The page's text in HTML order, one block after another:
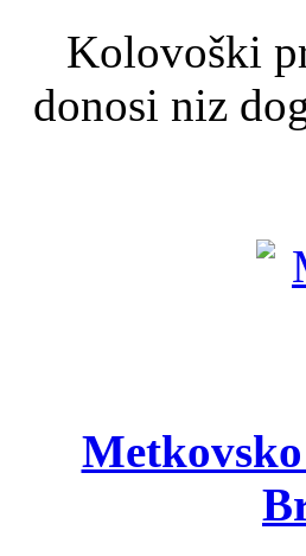
Kolovoški
donosi niz